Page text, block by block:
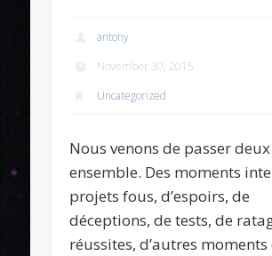
antony
November 30, 2015
Uncategorized
Nous venons de passer
ensemble. Des moments
projets fous, d’espoirs, de
déceptions, de tests, de
réussites, d’autres